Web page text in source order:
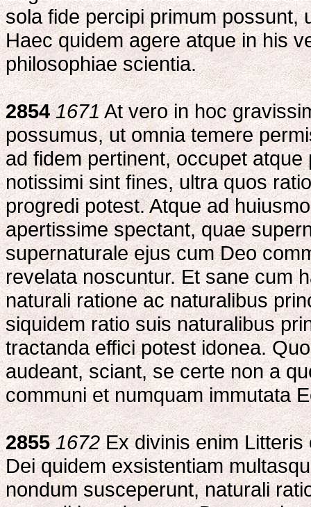
sola fide percipi primum possunt,
Haec quidem agere atque in his
philosophiae scientia.
2854 1671At vero in hoc
possumus, ut omnia temere
ad fidem pertinent, occupet
notissimi sint fines, ultra quos
progredi potest. Atque ad
apertissime spectant, quae
supernaturale ejus cum Deo
revelata noscuntur. Et sane cum
naturali ratione ac naturalibus
siquidem ratio suis naturalibus
tractanda effici potest idonea.
audeant, sciant, se certe non a
communi et numquam immutata
2855 1672Ex divinis enim
Dei quidem exsistentiam
nondum susceperunt, naturali